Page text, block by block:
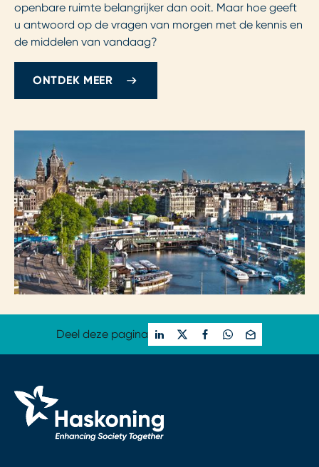
openbare ruimte belangrijker dan ooit. Maar hoe geeft
u antwoord op de vragen van morgen met de kennis en
de middelen van vandaag?
ONTDEK MEER
Deel deze pagina